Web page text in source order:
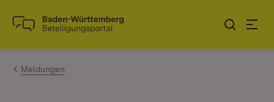
Zum Inhalt springen
Link zur Startseite
Meldungen